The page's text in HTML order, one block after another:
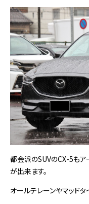
都会派のSUVのCX-5もア
が出来ます。
オールテレーンやマッド